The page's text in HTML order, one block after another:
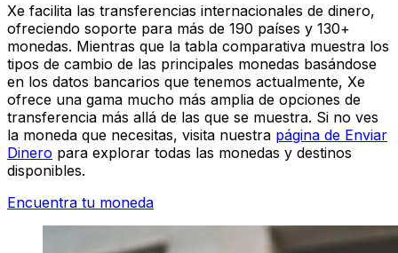
Xe facilita las transferencias internacionales de dinero,
ofreciendo soporte para más de 190 países y 130+
monedas. Mientras que la tabla comparativa muestra los
tipos de cambio de las principales monedas basándose
en los datos bancarios que tenemos actualmente, Xe
ofrece una gama mucho más amplia de opciones de
transferencia más allá de las que se muestra. Si no ves
la moneda que necesitas, visita nuestra página de Enviar
Dinero para explorar todas las monedas y destinos
disponibles.
Encuentra tu moneda